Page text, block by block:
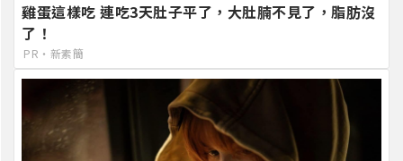
雞蛋這樣吃 連吃3天肚子平了，大肚腩不見了，脂肪沒
了！
PR・新素簡